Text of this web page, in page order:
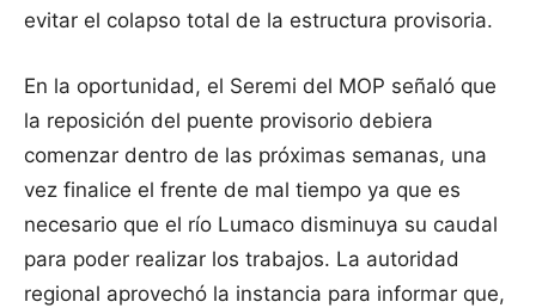
evitar el colapso total de la estructura provisoria.
En la oportunidad, el Seremi del MOP señaló que
la reposición del puente provisorio debiera
comenzar dentro de las próximas semanas, una
vez finalice el frente de mal tiempo ya que es
necesario que el río Lumaco disminuya su caudal
para poder realizar los trabajos. La autoridad
regional aprovechó la instancia para informar que,